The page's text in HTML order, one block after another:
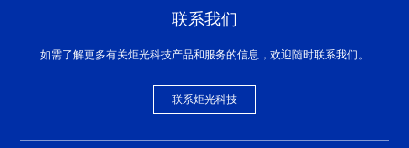
联系我们
如需了解更多有关炬光科技产品和服务的信息，欢迎随时联系我们。
联系炬光科技